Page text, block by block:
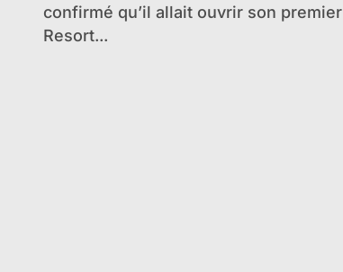
confirmé qu’il allait ouvrir son premier
Resort...